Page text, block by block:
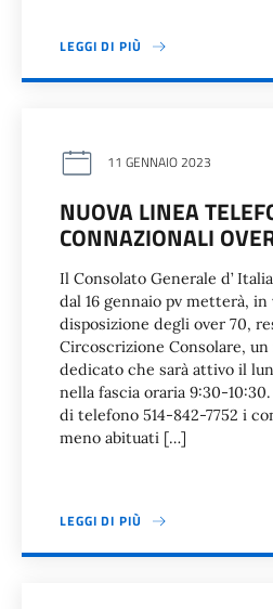
LEGGI DI PIÙ
11 GENNAIO 2023
NUOVA LINEA
CONNAZIONALI
Il Consolato Generale d’
dal 16 gennaio pv metterà,
disposizione degli over 70,
Circoscrizione Consolare,
dedicato che sarà attivo il
nella fascia oraria 9:30-
di telefono 514-842-7752 i
meno abituati […]
LEGGI DI PIÙ